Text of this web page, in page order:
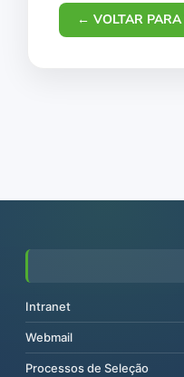
← VOLTAR
Intranet
Webmail
Processos de Seleção